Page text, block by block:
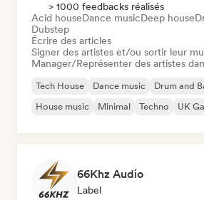
> 1000 feedbacks réalisés
Acid houseDance musicDeep house
Dubstep
Écrire des articles
Signer des artistes et/ou sortir leur
Manager/Représenter des artistes
Tech House Dance music Drum and
House music
Minimal Techno UK
66Khz Audio
Label